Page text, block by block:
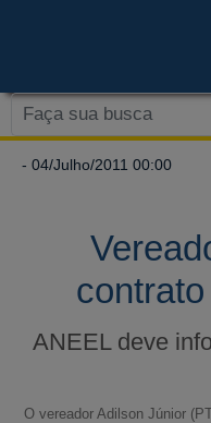
- 04/Julho/2011 00:00
ANEEL deve
O vereador Adilson Júnior